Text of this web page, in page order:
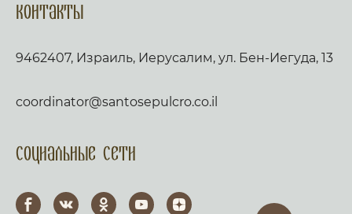
Контакты
9462407, Израиль, Иерусалим, ул. Бен-Иегуда, 13
coordinator@santosepulcro.co.il
Социальные сети